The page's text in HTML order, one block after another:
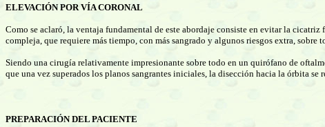
ELEVACIÓN POR VÍA CORONAL
Como se aclaró, la ventaja fundamental de este abordaje consiste en evitar la
compleja, que requiere más tiempo, con más sangrado y algunos riesgos extra,
Siendo una cirugía relativamente impresionante sobre todo en un quirófano de
que una vez superados los planos sangrantes iniciales, la disección hacia la órbita se
PREPARACIÓN DEL PACIENTE